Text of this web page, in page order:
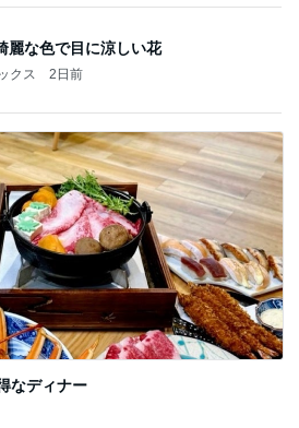
ら作ったおじさんハート
クス
かの自主的な自宅学習
クス 2日前
次男 長男は衣装探し
クス 13時間前
で30キロ減量した方法
クス 1日前